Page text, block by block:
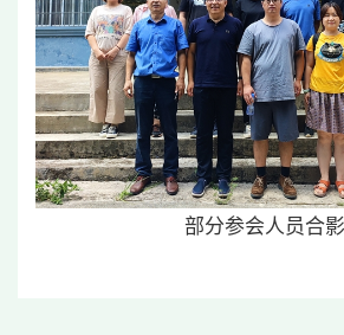
部分参会人员合影